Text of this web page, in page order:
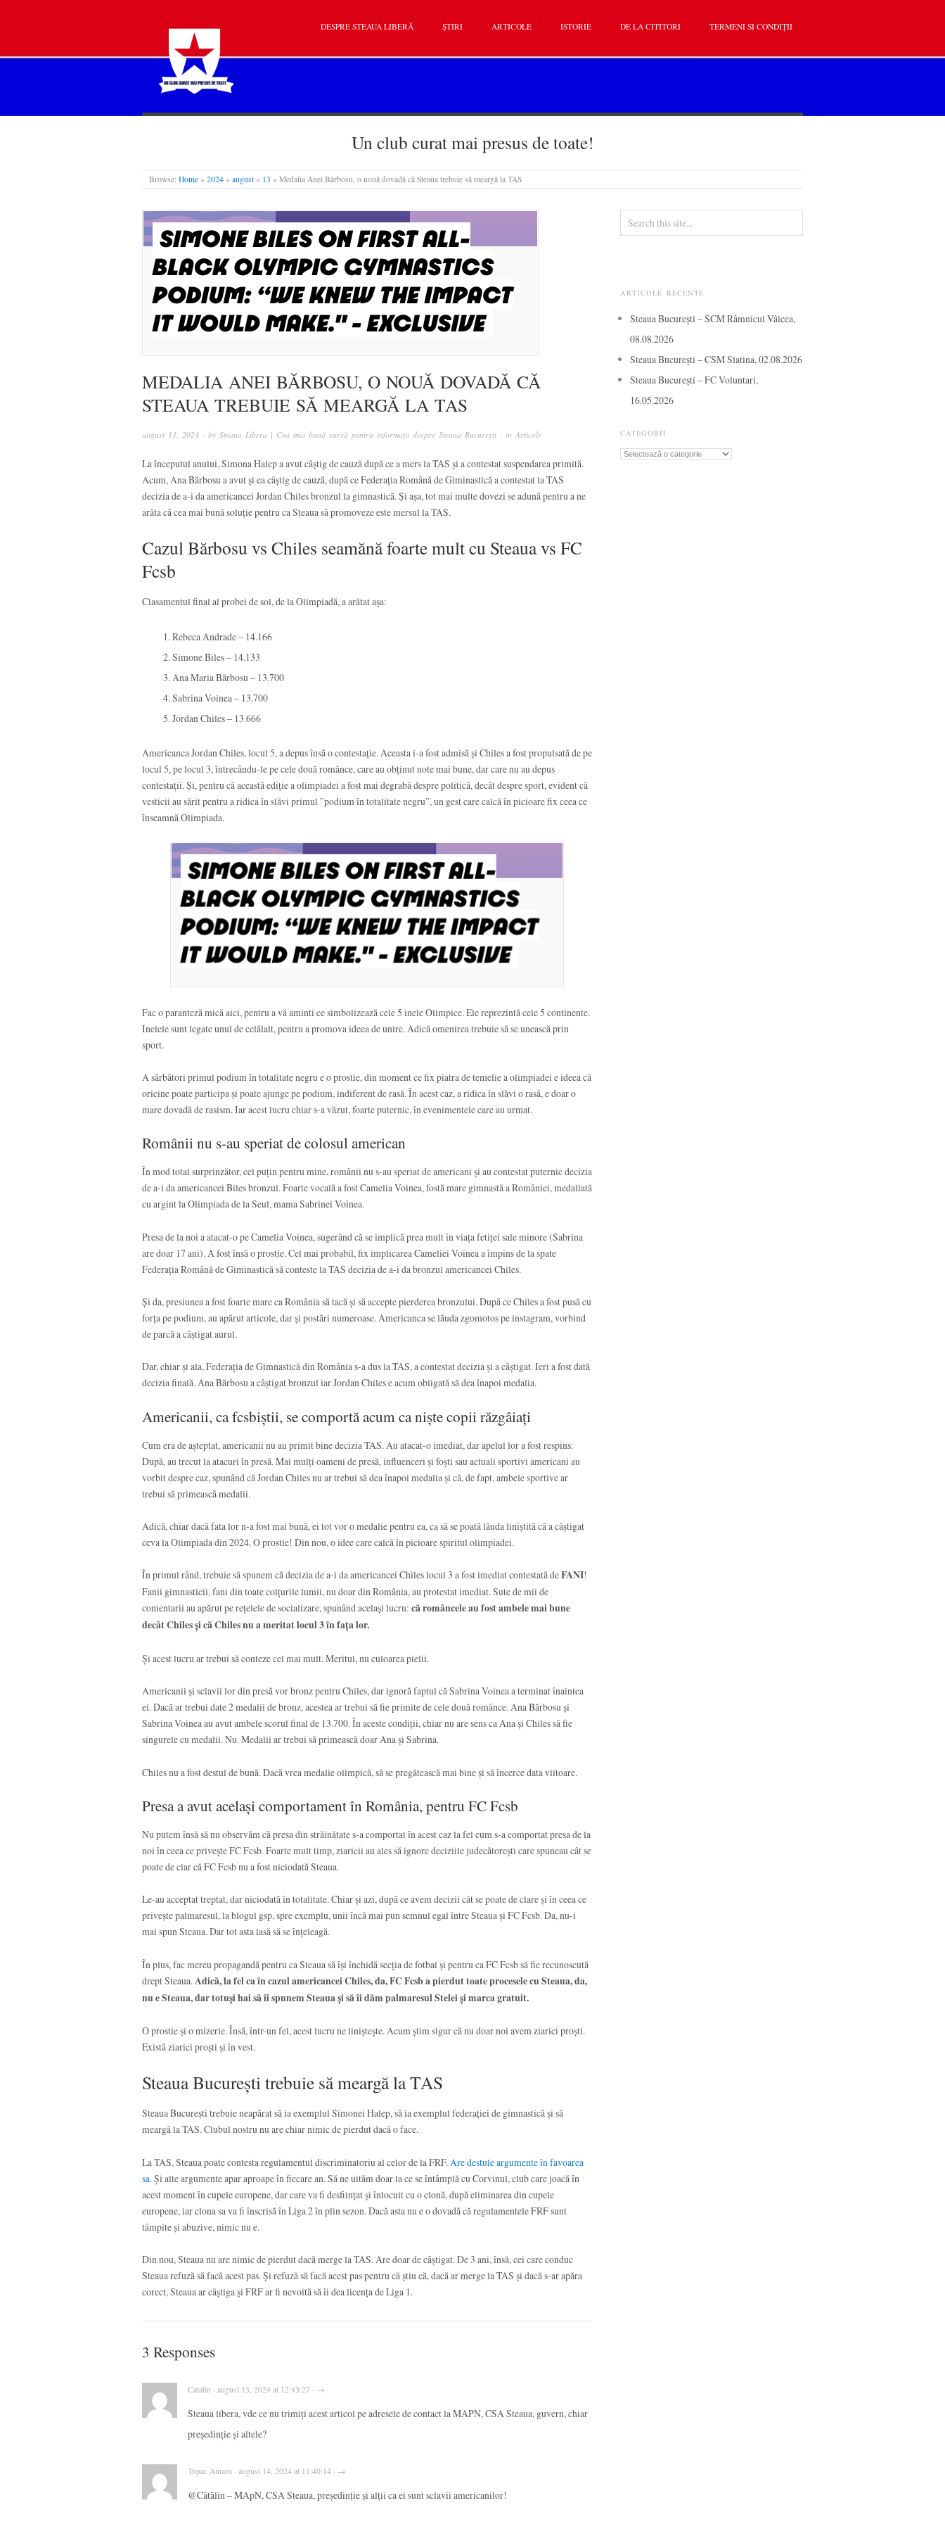
STEAUA LIBERĂ
DESPRE STEAUA LIBERĂ ȘTIRI ARTICOLE ISTORIE DE LA CITITORI TERMENI SI CONDIȚII
Un club curat mai presus de toate!
Browse: Home » 2024 » august » 13 » Medalia Anei Bărbosu, o nouă dovadă că Steaua trebuie să meargă la TAS
MEDALIA ANEI BĂRBOSU, O NOUĂ DOVADĂ CĂ
STEAUA TREBUIE SĂ MEARGĂ LA TAS
august 13, 2024 · by Steaua Libera | Cea mai bună sursă pentru informații despre Steaua București · in Articole
La începutul anului, Simona Halep a avut câștig de cauză după ce a mers la TAS și a contestat suspendarea primită.
Acum, Ana Bărbosu a avut și ea câștig de cauză, după ce Federația Română de Giminastică a contestat la TAS
decizia de a-i da americancei Jordan Chiles bronzul la gimnastică. Și așa, tot mai multe dovezi se adună pentru a ne
arăta că cea mai bună soluție pentru ca Steaua să promoveze este mersul la TAS.
Cazul Bărbosu vs Chiles seamănă foarte mult cu Steaua vs FC
Fcsb
Clasamentul final al probei de sol, de la Olimpiadă, a arătat așa:
Rebeca Andrade – 14.166
Simone Biles – 14.133
Ana Maria Bărbosu – 13.700
Sabrina Voinea – 13.700
Jordan Chiles – 13.666
Americanca Jordan Chiles, locul 5, a depus însă o contestație. Aceasta i-a fost admisă și Chiles a fost propulsată de pe
locul 5, pe locul 3, întrecându-le pe cele două românce, care au obținut note mai bune, dar care nu au depus
contestații. Și, pentru că această ediție a olimpiadei a fost mai degrabă despre politică, decât despre sport, evident că
vesticii au sărit pentru a ridica în slăvi primul ”podium în totalitate negru”, un gest care calcă în picioare fix ceea ce
înseamnă Olimpiada.
Fac o paranteză mică aici, pentru a vă aminti ce simbolizează cele 5 inele Olimpice. Ele reprezintă cele 5 continente.
Inelele sunt legate unul de celălalt, pentru a promova ideea de unire. Adică omenirea trebuie să se unească prin
sport.
A sărbători primul podium în totalitate negru e o prostie, din moment ce fix piatra de temelie a olimpiadei e ideea că
oricine poate participa și poate ajunge pe podium, indiferent de rasă. În acest caz, a ridica în slăvi o rasă, e doar o
mare dovadă de rasism. Iar acest lucru chiar s-a văzut, foarte puternic, în evenimentele care au urmat.
Românii nu s-au speriat de colosul american
În mod total surprinzător, cel puțin pentru mine, românii nu s-au speriat de americani și au contestat puternic decizia
de a-i da americancei Biles bronzul. Foarte vocală a fost Camelia Voinea, fostă mare gimnastă a României, medaliată
cu argint la Olimpiada de la Seul, mama Sabrinei Voinea.
Presa de la noi a atacat-o pe Camelia Voinea, sugerând că se implică prea mult în viața fetiței sale minore (Sabrina
are doar 17 ani). A fost însă o prostie. Cel mai probabil, fix implicarea Cameliei Voinea a împins de la spate
Federația Română de Giminastică să conteste la TAS decizia de a-i da bronzul americancei Chiles.
Și da, presiunea a fost foarte mare ca România să tacă și să accepte pierderea bronzului. După ce Chiles a fost pusă cu
forța pe podium, au apărut articole, dar și postări numeroase. Americanca se lăuda zgomotos pe instagram, vorbind
de parcă a câștigat aurul.
Dar, chiar și ala, Federația de Gimnastică din România s-a dus la TAS, a contestat decizia și a câștigat. Ieri a fost dată
decizia finală. Ana Bărbosu a câștigat bronzul iar Jordan Chiles e acum obligată să dea înapoi medalia.
Americanii, ca fcsbiștii, se comportă acum ca niște copii răzgâiați
Cum era de așteptat, americanii nu au primit bine decizia TAS. Au atacat-o imediat, dar apelul lor a fost respins.
După, au trecut la atacuri în presă. Mai mulți oameni de presă, influenceri și foști sau actuali sportivi americani au
vorbit despre caz, spunând că Jordan Chiles nu ar trebui să dea înapoi medalia și că, de fapt, ambele sportive ar
trebui să primească medalii.
Adică, chiar dacă fata lor n-a fost mai bună, ei tot vor o medalie pentru ea, ca să se poată lăuda liniștită că a câștigat
ceva la Olimpiada din 2024. O prostie! Din nou, o idee care calcă în picioare spiritul olimpiadei.
În primul rând, trebuie să spunem că decizia de a-i da americancei Chiles locul 3 a fost imediat contestată deFANI!
Fanii gimnasticii, fani din toate colțurile lumii, nu doar din România, au protestat imediat. Sute de mii de
comentarii au apărut pe rețelele de socializare, spunând același lucru: că româncele au fost ambele mai bune
decât Chiles și că Chiles nu a meritat locul 3 în fața lor.
Și acest lucru ar trebui să conteze cel mai mult. Meritul, nu culoarea pielii.
Americanii și sclavii lor din presă vor bronz pentru Chiles, dar ignoră faptul că Sabrina Voinea a terminat înaintea
ei. Dacă ar trebui date 2 medalii de bronz, acestea ar trebui să fie primite de cele două românce. Ana Bărbosu și
Sabrina Voinea au avut ambele scorul final de 13.700. În aceste condiții, chiar nu are sens ca Ana și Chiles să fie
singurele cu medalii. Nu. Medalii ar trebui să primească doar Ana și Sabrina.
Chiles nu a fost destul de bună. Dacă vrea medalie olimpică, să se pregătească mai bine și să încerce data viitoare.
Presa a avut același comportament în România, pentru FC Fcsb
Nu putem însă să nu observăm că presa din străinătate s-a comportat în acest caz la fel cum s-a comportat presa de la
noi în ceea ce privește FC Fcsb. Foarte mult timp, ziaricii au ales să ignore deciziile judecătorești care spuneau cât se
poate de clar că FC Fcsb nu a fost niciodată Steaua.
Le-au acceptat treptat, dar niciodată în totalitate. Chiar și azi, după ce avem decizii cât se poate de clare și în ceea ce
privește palmaresul, la blogul gsp, spre exemplu, unii încă mai pun semnul egal între Steaua și FC Fcsb. Da, nu-i
mai spun Steaua. Dar tot asta lasă să se înțeleagă.
În plus, fac mereu propagandă pentru ca Steaua să își închidă secția de fotbal și pentru ca FC Fcsb să fie recunoscută
drept Steaua. Adică, la fel ca în cazul americancei Chiles, da, FC Fcsb a pierdut toate procesele cu Steaua, da,
nu e Steaua, dar totuși hai să îi spunem Steaua și să îi dăm palmaresul Stelei și marca gratuit.
O prostie și o mizerie. Însă, într-un fel, acest lucru ne liniștește. Acum știm sigur că nu doar noi avem ziarici proști.
Există ziarici proști și în vest.
Steaua București trebuie să meargă la TAS
Steaua București trebuie neapărat să ia exemplul Simonei Halep, să ia exemplul federației de gimnastică și să
meargă la TAS. Clubul nostru nu are chiar nimic de pierdut dacă o face.
La TAS, Steaua poate contesta regulamentul discriminatoriu al celor de la FRF. Are destule argumente în favoarea
sa. Și alte argumente apar aproape în fiecare an. Să ne uităm doar la ce se întâmplă cu Corvinul, club care joacă în
acest moment în cupele europene, dar care va fi desființat și înlocuit cu o clonă, după eliminarea din cupele
europene, iar clona sa va fi înscrisă în Liga 2 în plin sezon. Dacă asta nu e o dovadă că regulamentele FRF sunt
tâmpite și abuzive, nimic nu e.
Din nou, Steaua nu are nimic de pierdut dacă merge la TAS. Are doar de câștigat. De 3 ani, însă, cei care conduc
Steaua refuză să facă acest pas. Și refuză să facă acest pas pentru că știu că, dacă ar merge la TAS și dacă s-ar apăra
corect, Steaua ar câștiga și FRF ar fi nevoită să îi dea licența de Liga 1.
3 Responses
Catalin · august 13, 2024 at 12:43:27 · →
Steaua libera, vde ce nu trimiți acest articol pe adresele de contact la MAPN, CSA Steaua, guvern, chiar
președinție și altele?
Tupac Amaru · august 14, 2024 at 11:40:14 · →
@Cătălin – MApN, CSA Steaua, președinție și alții ca ei sunt sclavii americanilor!
ARTICOLE RECENTE
Steaua București – SCM Râmnicul Vâlcea,
08.08.2026
Steaua București – CSM Slatina, 02.08.2026
Steaua București – FC Voluntari,
16.05.2026
CATEGORII
Categorii